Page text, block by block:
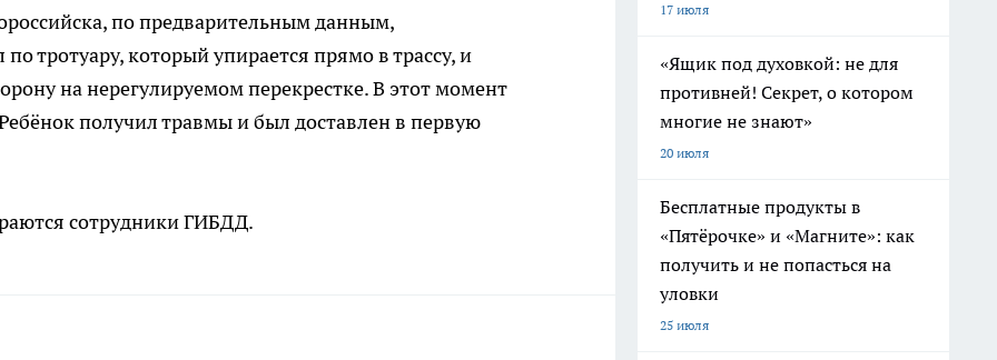
по предварительным данным,
тротуару, который упирается прямо в трассу, и
на нерегулируемом перекрестке. В этот момент
получил травмы и был доставлен в первую
сотрудники ГИБДД.
17 июля
«Ящик под духовкой: не для
противней! Секрет, о котором
многие не знают»
20 июля
Бесплатные продукты в
«Пятёрочке» и «Магните»: как
получить и не попасться на
уловки
25 июля